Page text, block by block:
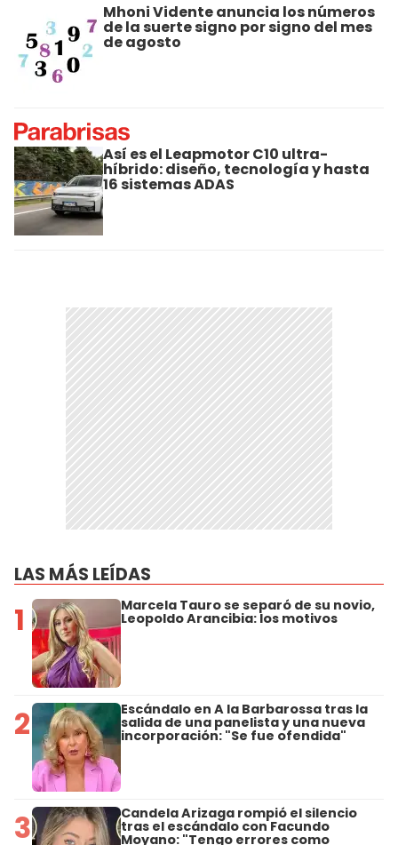
Mhoni Vidente anuncia los números
de la suerte signo por signo del mes
de agosto
Así es el Leapmotor C10 ultra-
híbrido: diseño, tecnología y hasta
16 sistemas ADAS
LAS MÁS LEÍDAS
1 Marcela Tauro se separó de su novio,
Leopoldo Arancibia: los motivos
2 Escándalo en A la Barbarossa tras la
salida de una panelista y una nueva
incorporación: "Se fue ofendida"
3 Candela Arizaga rompió el silencio
tras el escándalo con Facundo
Moyano: "Tengo errores como